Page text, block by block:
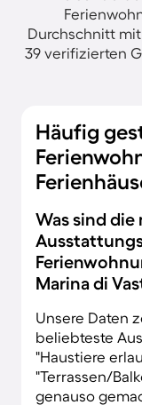
Durchschnitt
39 verifizierten
Häufig
Was sind
Marina di
Unsere Daten
beliebteste
"Haustiere
"Terrassen/
genauso